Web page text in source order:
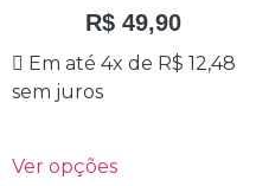
R$ 49,90
Em até 4x de R$ 12,48
sem juros
Ver opções